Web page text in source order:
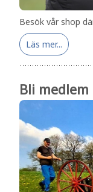
Besök vår shop
Läs mer...
Bli medlem